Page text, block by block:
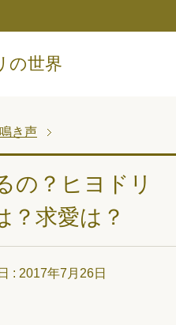
の世界
鳴き声
の？ヒヨドリ
？求愛は？
: 2017年7月26日